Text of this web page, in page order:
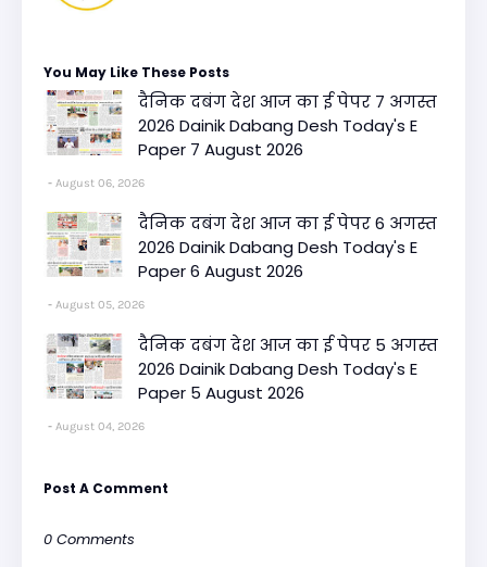
You May Like These Posts
दैनिक दबंग देश आज का ई पेपर 7 अगस्त
2026 Dainik Dabang Desh Today's E
Paper 7 August 2026
August 06, 2026
दैनिक दबंग देश आज का ई पेपर 6 अगस्त
2026 Dainik Dabang Desh Today's E
Paper 6 August 2026
August 05, 2026
दैनिक दबंग देश आज का ई पेपर 5 अगस्त
2026 Dainik Dabang Desh Today's E
Paper 5 August 2026
August 04, 2026
Post A Comment
0 Comments